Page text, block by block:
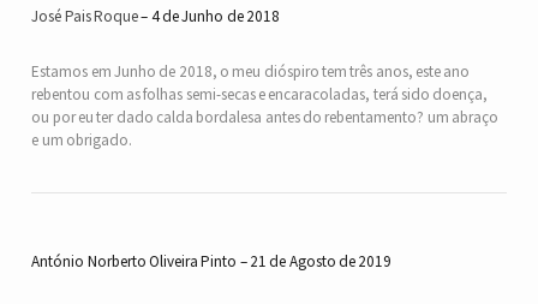
José Pais Roque 4 de Junho de 2018
Estamos em Junho de 2018, o meu dióspiro tem três anos, este ano
rebentou com as folhas semi-secas e encaracoladas, terá sido doença,
ou por eu ter dado calda bordalesa antes do rebentamento? um abraço
e um obrigado.
António Norberto Oliveira Pinto 21 de Agosto de 2019